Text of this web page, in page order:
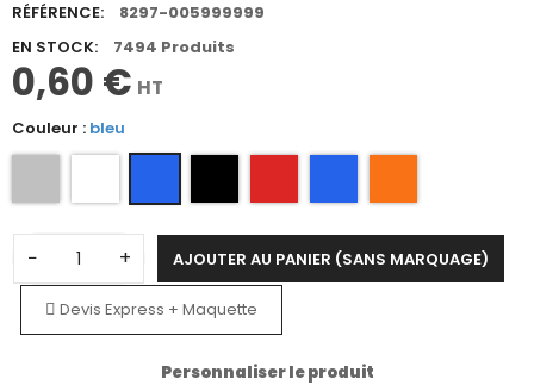
RÉFÉRENCE:
8297-005999999
EN STOCK:
7494 Produits
0,60 € HT
Couleur : bleu
− + AJOUTER AU PANIER (SANS MARQUAGE)
Devis Express + Maquette
Personnaliser le produit